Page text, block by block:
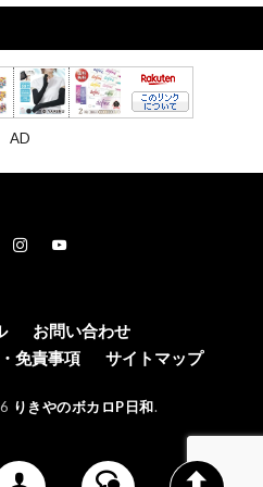
AD
お問い合わせ
免責事項
サイトマップ
りきやのボカロP日和.